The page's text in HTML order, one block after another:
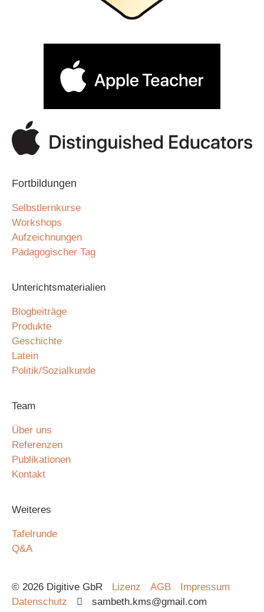
Fortbildungen
Selbstlernkurse
Workshops
Aufzeichnungen
Pädagogischer Tag
Unterichtsmaterialien
Blogbeiträge
Produkte
Geschichte
Latein
Politik/Sozialkunde
Team
Über uns
Referenzen
Publikationen
Kontakt
Weiteres
Tafelrunde
Q&A
© 2026 Digitive GbR Lizenz AGB
Impressum
Datenschutz
sambeth.kms@gmail.com